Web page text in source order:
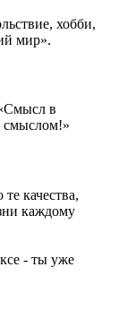
хобби,
мир».
в
смыслом!»
качества,
каждому
- ты уже